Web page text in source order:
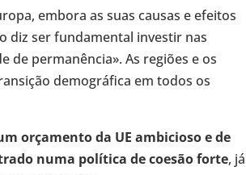
embora as suas causas e efeitos
diz ser fundamental investir nas
de permanência». As regiões e os
demográfica em todos os
orçamento da UE ambicioso e de
numa política de coesão forte, já